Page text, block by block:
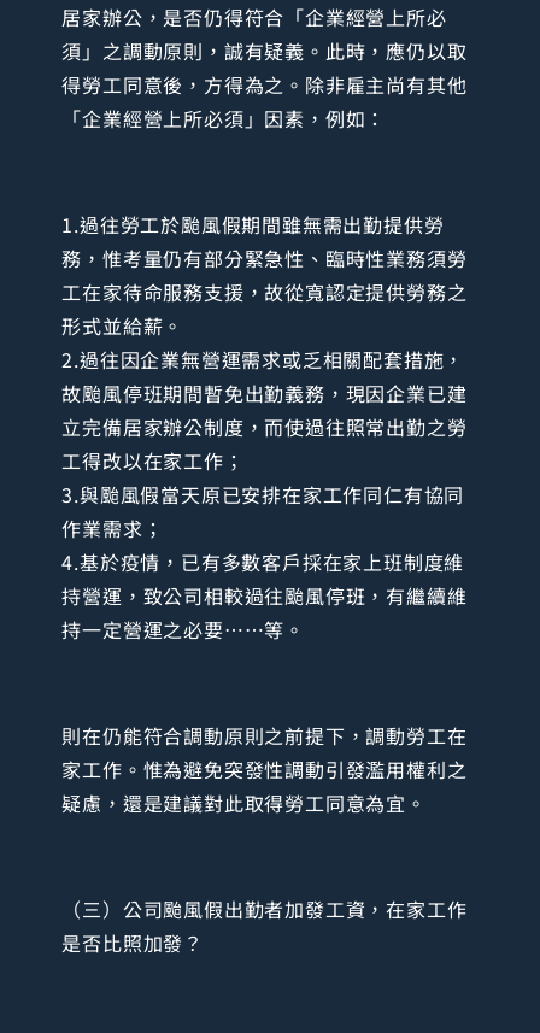
居家辦公，是否仍得符合「企業經營上所必
須」之調動原則，誠有疑義。此時，應仍以取
得勞工同意後，方得為之。除非雇主尚有其他
「企業經營上所必須」因素，例如：
1.過往勞工於颱風假期間雖無需出勤提供勞
務，惟考量仍有部分緊急性、臨時性業務須勞
工在家待命服務支援，故從寬認定提供勞務之
形式並給薪。
2.過往因企業無營運需求或乏相關配套措施，
故颱風停班期間暫免出勤義務，現因企業已建
立完備居家辦公制度，而使過往照常出勤之勞
工得改以在家工作；
3.與颱風假當天原已安排在家工作同仁有協同
作業需求；
4.基於疫情，已有多數客戶採在家上班制度維
持營運，致公司相較過往颱風停班，有繼續維
持一定營運之必要……等。
則在仍能符合調動原則之前提下，調動勞工在
家工作。惟為避免突發性調動引發濫用權利之
疑慮，還是建議對此取得勞工同意為宜。
（三）公司颱風假出勤者加發工資，在家工作
是否比照加發？